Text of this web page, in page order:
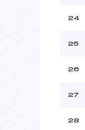
24
25
26
27
28